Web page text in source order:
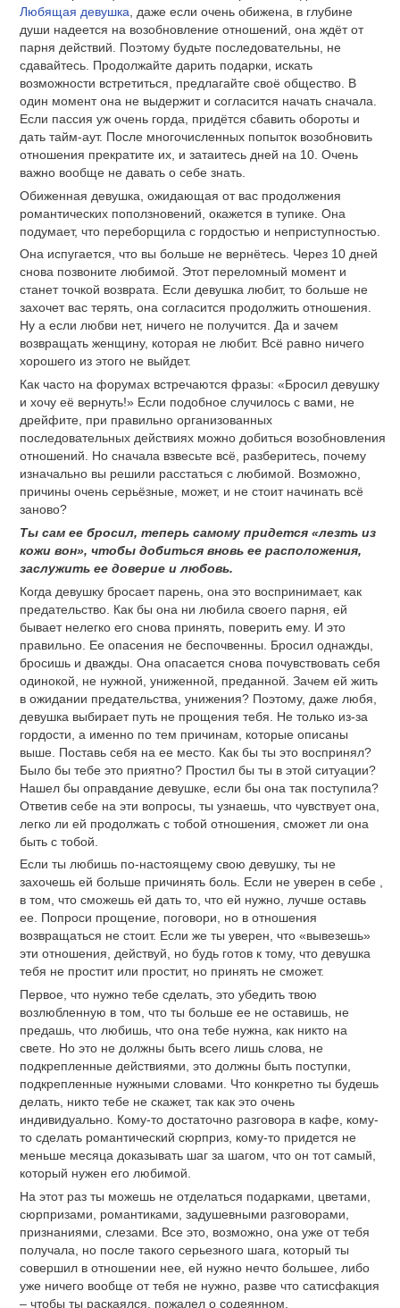
Любящая девушка , даже если очень обижена, в глубине
души надеется на возобновление отношений, она ждёт от
парня действий. Поэтому будьте последовательны, не
сдавайтесь. Продолжайте дарить подарки, искать
возможности встретиться, предлагайте своё общество. В
один момент она не выдержит и согласится начать сначала.
Если пассия уж очень горда, придётся сбавить обороты и
дать тайм-аут. После многочисленных попыток возобновить
отношения прекратите их, и затаитесь дней на 10. Очень
важно вообще не давать о себе знать.
Обиженная девушка, ожидающая от вас продолжения
романтических поползновений, окажется в тупике. Она
подумает, что переборщила с гордостью и неприступностью.
Она испугается, что вы больше не вернётесь. Через 10 дней
снова позвоните любимой. Этот переломный момент и
станет точкой возврата. Если девушка любит, то больше не
захочет вас терять, она согласится продолжить отношения.
Ну а если любви нет, ничего не получится. Да и зачем
возвращать женщину, которая не любит. Всё равно ничего
хорошего из этого не выйдет.
Как часто на форумах встречаются фразы: «Бросил девушку
и хочу её вернуть!» Если подобное случилось с вами, не
дрейфите, при правильно организованных
последовательных действиях можно добиться возобновления
отношений. Но сначала взвесьте всё, разберитесь, почему
изначально вы решили расстаться с любимой. Возможно,
причины очень серьёзные, может, и не стоит начинать всё
заново?
Ты сам ее бросил, теперь самому придется «лезть из
кожи вон», чтобы добиться вновь ее расположения,
заслужить ее доверие и любовь.
Когда девушку бросает парень, она это воспринимает, как
предательство. Как бы она ни любила своего парня, ей
бывает нелегко его снова принять, поверить ему. И это
правильно. Ее опасения не беспочвенны. Бросил однажды,
бросишь и дважды. Она опасается снова почувствовать себя
одинокой, не нужной, униженной, преданной. Зачем ей жить
в ожидании предательства, унижения? Поэтому, даже любя,
девушка выбирает путь не прощения тебя. Не только из-за
гордости, а именно по тем причинам, которые описаны
выше. Поставь себя на ее место. Как бы ты это воспринял?
Было бы тебе это приятно? Простил бы ты в этой ситуации?
Нашел бы оправдание девушке, если бы она так поступила?
Ответив себе на эти вопросы, ты узнаешь, что чувствует она,
легко ли ей продолжать с тобой отношения, сможет ли она
быть с тобой.
Если ты любишь по-настоящему свою девушку, ты не
захочешь ей больше причинять боль. Если не уверен в себе ,
в том, что сможешь ей дать то, что ей нужно, лучше оставь
ее. Попроси прощение, поговори, но в отношения
возвращаться не стоит. Если же ты уверен, что «вывезешь»
эти отношения, действуй, но будь готов к тому, что девушка
тебя не простит или простит, но принять не сможет.
Первое, что нужно тебе сделать, это убедить твою
возлюбленную в том, что ты больше ее не оставишь, не
предашь, что любишь, что она тебе нужна, как никто на
свете. Но это не должны быть всего лишь слова, не
подкрепленные действиями, это должны быть поступки,
подкрепленные нужными словами. Что конкретно ты будешь
делать, никто тебе не скажет, так как это очень
индивидуально. Кому-то достаточно разговора в кафе, кому-
то сделать романтический сюрприз, кому-то придется не
меньше месяца доказывать шаг за шагом, что он тот самый,
который нужен его любимой.
На этот раз ты можешь не отделаться подарками, цветами,
сюрпризами, романтиками, задушевными разговорами,
признаниями, слезами. Все это, возможно, она уже от тебя
получала, но после такого серьезного шага, который ты
совершил в отношении нее, ей нужно нечто большее, либо
уже ничего вообще от тебя не нужно, разве что сатисфакция
– чтобы ты раскаялся, пожалел о содеянном.